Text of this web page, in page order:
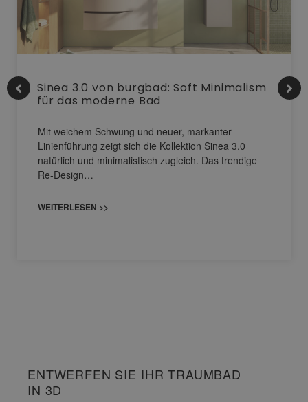
Sinea 3.0 von burgbad: Soft Minimalism
für das moderne Bad
Mit weichem Schwung und neuer, markanter
Linienführung zeigt sich die Kollektion Sinea 3.0
natürlich und minimalistisch zugleich. Das trendige
Re-Design…
WEITERLESEN >>
ENTWERFEN SIE IHR TRAUMBAD
IN 3D